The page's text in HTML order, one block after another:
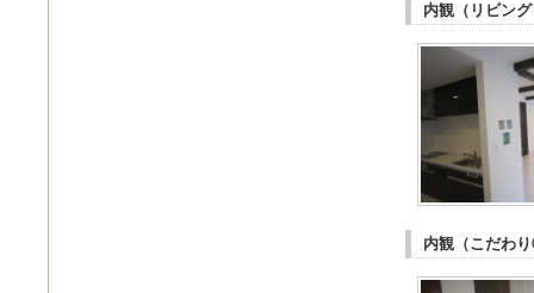
内観（リビン
内観（こだわ